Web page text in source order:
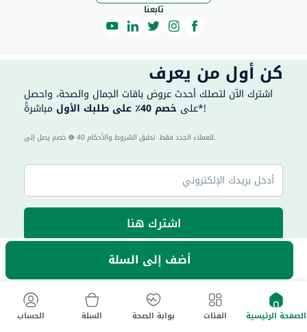
أضف إلى السلة
تابعنا
كن أول من يعرف
اشترك الآن لتصلك أحدث عروض باقات الجمال والصحة، واحصل
على خصم 40٪ على طلبك الأول مباشرةً*!
40 للعملاء الجدد فقط. تطبق الشروط والأحكام.
اشترك هنا
الدولة |
ماي أستر
الصفحة الرئيسية الفئات بوابة الصحة السلة الحساب